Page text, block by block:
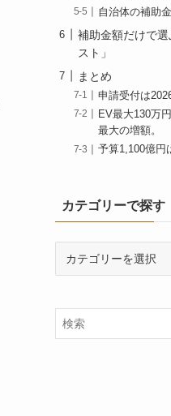
自治体の補助
補助金額だけで
スト」
まとめ
申請受付は
EV最大130万
最大の増額。
予算1,100億円
カテゴリーで探す
ー
で